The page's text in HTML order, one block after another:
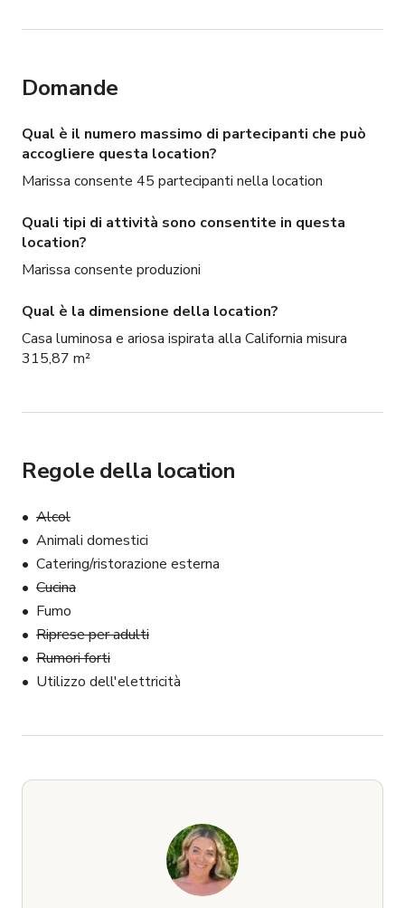
Domande
Qual è il numero massimo di partecipanti che può
accogliere questa location?
Marissa consente 45 partecipanti nella location
Quali tipi di attività sono consentite in questa
location?
Marissa consente produzioni
Qual è la dimensione della location?
Casa luminosa e ariosa ispirata alla California misura
315,87 m²
Regole della location
Alcol
Animali domestici
Catering/ristorazione esterna
Cucina
Fumo
Riprese per adulti
Rumori forti
Utilizzo dell'elettricità